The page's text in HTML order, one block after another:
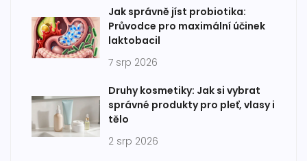
Jak správně jíst probiotika:
Průvodce pro maximální účinek
laktobacil
7 srp 2026
Druhy kosmetiky: Jak si vybrat
správné produkty pro pleť, vlasy i
tělo
2 srp 2026